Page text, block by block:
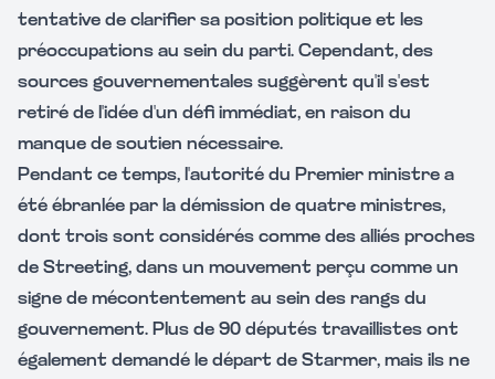
tentative de clarifier sa position politique et les
préoccupations au sein du parti. Cependant, des
sources gouvernementales suggèrent qu'il s'est
retiré de l'idée d'un défi immédiat, en raison du
manque de soutien nécessaire.
Pendant ce temps, l'autorité du Premier ministre a
été ébranlée par la démission de quatre ministres,
dont trois sont considérés comme des alliés proches
de Streeting, dans un mouvement perçu comme un
signe de mécontentement au sein des rangs du
gouvernement. Plus de 90 députés travaillistes ont
également demandé le départ de Starmer, mais ils ne